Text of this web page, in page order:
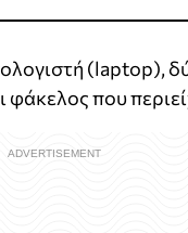
(laptop),
που